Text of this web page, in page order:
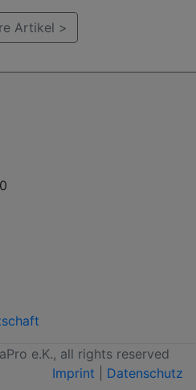
Artikel >
e.K., all rights reserved
Imprint
Datenschutz